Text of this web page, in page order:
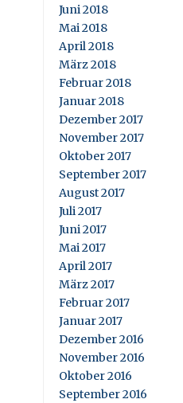
Juni 2018
Mai 2018
April 2018
März 2018
Februar 2018
Januar 2018
Dezember 2017
November 2017
Oktober 2017
September 2017
August 2017
Juli 2017
Juni 2017
Mai 2017
April 2017
März 2017
Februar 2017
Januar 2017
Dezember 2016
November 2016
Oktober 2016
September 2016